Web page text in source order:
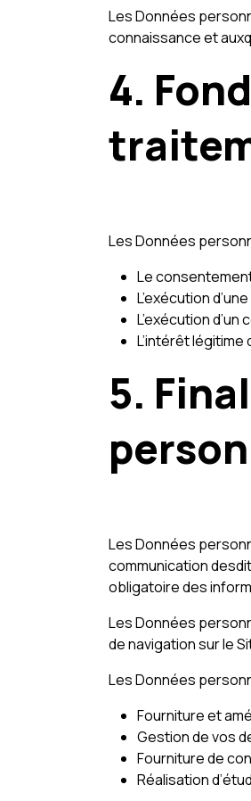
Les Données
connaissance et
4.
Les Données
Le
L’exécution
L’exécution
L’intérêt légitime
5.
Les Données
communication
obligatoire des
Les Données
de navigation sur le
Les Données
Fourniture et
Gestion de vos
Fourniture de
Réalisation